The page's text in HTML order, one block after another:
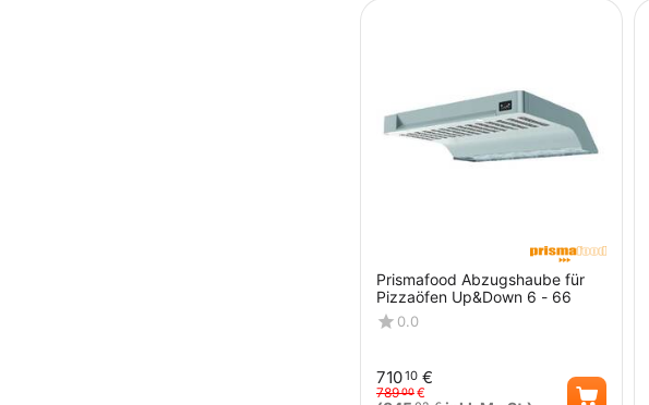
Prismafood Abzugshaube für
Pizzaöfen Up&Down 6 - 66
0.0
71010 €
78900€